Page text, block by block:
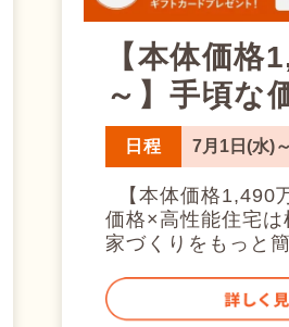
電気代は高いでしょ」 そ
なさんの心の声が
す。 しかしZ空調は電気代も安い
んです！ その秘密は桧家住宅の
高気密・高断熱の
す。 簡単に言えば、家のいたる
所で熱が伝わりづ
ないように工夫を
家全体が水筒のよ
いようにしています！ 賃
ートは利益追求の
密性や断熱性が低い
の住宅もそこまで
【本体価格
～】手頃な
能住宅は桧
日程 7月1日(水)
価格×高性能住宅は
家づくりをもっと
た、新しい住まい
らこそ、高性能な